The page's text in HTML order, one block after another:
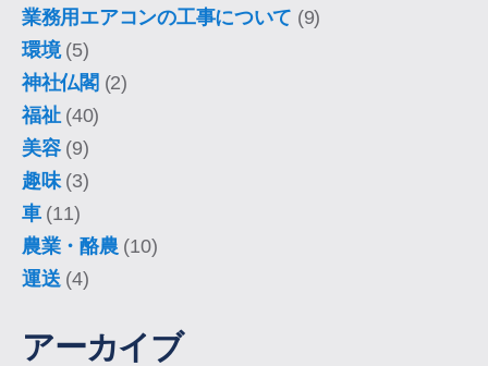
業務用エアコンの工事について (9)
環境(5)
神社仏閣 (2)
福祉(40)
美容(9)
趣味(3)
車(11)
農業・酪農 (10)
運送 (4)
アーカイブ